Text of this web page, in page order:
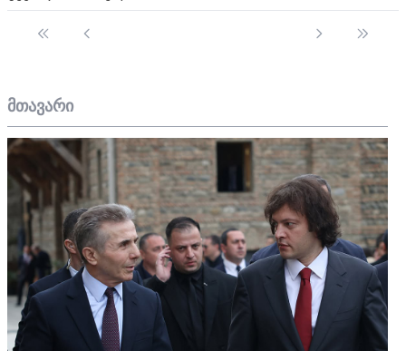
მთავარი